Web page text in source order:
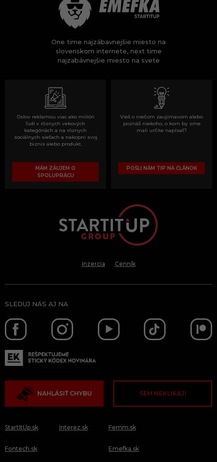
One time najzábavnejšie miesto na
slovenskom internete, next time
najzabávnejšie miesto na svete
Oslov reklamou viac ako milión
ľudí v rôznych vekových
kategóriách a na rôznych
sociálnych sieťach a nakopni svoj
biznis alebo produkt.
MÁM ZÁUJEM O
SPOLUPRÁCU
Vieš o niečom zaujímavom alebo
poznáš niekoho, o kom by sme
mali určite napísať?
POŠLI NÁM TIP NA ČLÁNOK
Inzercia Cenník
SLEDUJ NÁS AJ NA
NAHLÁSIŤ CHYBU SEM NEKLIKAJ!
StartItUp.sk
Fontech.sk
Interez.sk Femm.sk
Emefka.sk